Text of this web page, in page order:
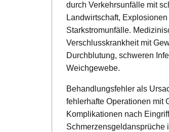
durch Verkehrsunfälle mit
Landwirtschaft,
Starkstromunfälle.
Verschlusskrankheit mit
Durchblutung, schweren
Weichgewebe.
Behandlungsfehler als
fehlerhafte Operationen mit
Komplikationen nach
Schmerzensgeldansprüche